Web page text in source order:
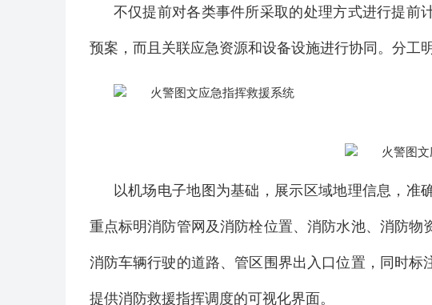
不仅提前对各类事件所采取的处理方式进行提前
预案，而且关联应急资源和设备设施进行协同。分工
以机场电子地图为基础，展示区域地理信息，准
重点标明消防管网及消防栓位置、消防水池、消防
消防车辆行驶的道路、管区围界出入口位置，同时
提供消防救援指挥调度的可视化界面。